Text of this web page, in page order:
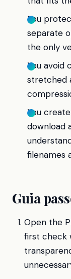
You
separate
the only
You avoid
stretched
You
download
filenames
Guia
Open the
first check